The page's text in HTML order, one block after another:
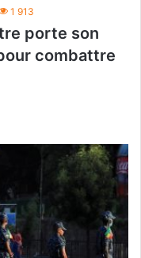
1 913
porte son
combattre